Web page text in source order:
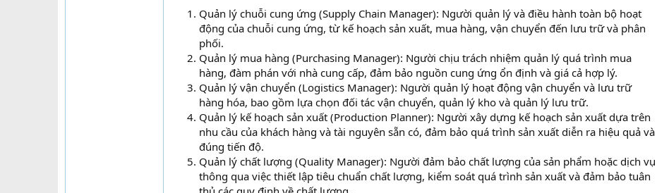
Quản lý chuỗi cung ứng (Supply Chain Manager): Người quản lý và điều hành toàn bộ hoạt
động của chuỗi cung ứng, từ kế hoạch sản xuất, mua hàng, vận chuyển đến lưu trữ và phân
phối.
Quản lý mua hàng (Purchasing Manager): Người chịu trách nhiệm quản lý quá trình mua
hàng, đàm phán với nhà cung cấp, đảm bảo nguồn cung ứng ổn định và giá cả hợp lý.
Quản lý vận chuyển (Logistics Manager): Người quản lý hoạt động vận chuyển và lưu trữ
hàng hóa, bao gồm lựa chọn đối tác vận chuyển, quản lý kho và quản lý lưu trữ.
Quản lý kế hoạch sản xuất (Production Planner): Người xây dựng kế hoạch sản xuất dựa trên
nhu cầu của khách hàng và tài nguyên sẵn có, đảm bảo quá trình sản xuất diễn ra hiệu quả và
đúng tiến độ.
Quản lý chất lượng (Quality Manager): Người đảm bảo chất lượng của sản phẩm hoặc dịch vụ
thông qua việc thiết lập tiêu chuẩn chất lượng, kiểm soát quá trình sản xuất và đảm bảo tuân